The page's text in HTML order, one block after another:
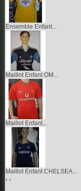
Ensemble Enfant...
Maillot Enfant OM...
Maillot Enfant...
Maillot Enfant CHELSEA...
‹ ›